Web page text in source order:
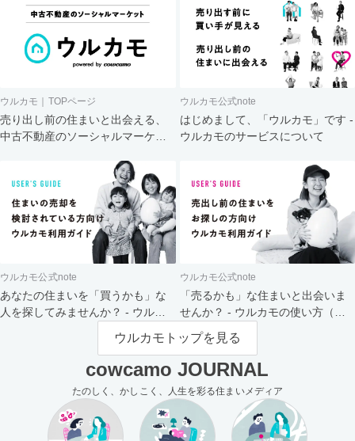
ウルカモ｜TOPページ
売り出し前の住まいと出会える、
中古不動産のソーシャルマーケッ
ウルカモ公式note
はじめまして、「ウルカモ」です -
ウルカモのサービスについて
ウルカモ公式note
あなたの住まいを「買うかも」な
人を探してみませんか？ - ウルカ
ウルカモ公式note
「売るかも」な住まいと出会いま
せんか？ - ウルカモの使い方（買
主さま向け）
ウルカモトップを見る
cowcamo JOURNAL
たのしく、かしこく、人生を彩る住まいメディア